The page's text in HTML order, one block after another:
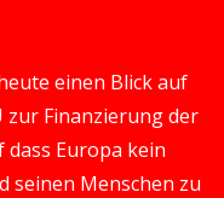
einen Blick auf
zur Finanzierung der
Europa kein
seinen Menschen zu